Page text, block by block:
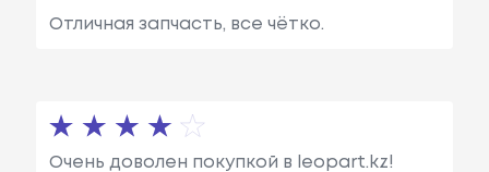
Отличная запчасть, все чётко.
Очень доволен покупкой в leopart.kz!